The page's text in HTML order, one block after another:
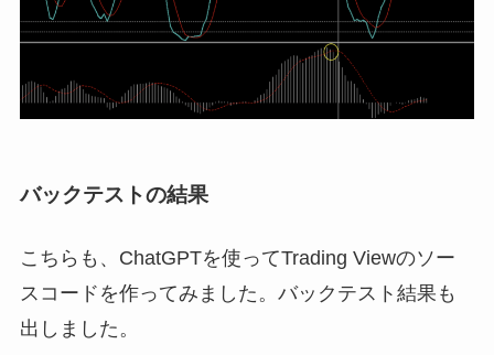
バックテストの結果
こちらも、ChatGPTを使ってTrading Viewのソー
スコードを作ってみました。バックテスト結果も
出しました。